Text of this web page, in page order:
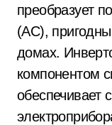
преобразует
(AC),
домах.
компонентом
обеспечивает